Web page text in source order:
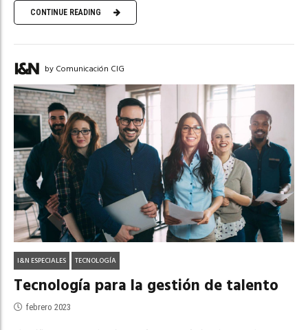
CONTINUE READING
by Comunicación CIG
I&N ESPECIALES TECNOLOGÍA
Tecnología para la gestión de talento
febrero 2023